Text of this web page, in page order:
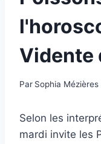
Vidente
Par Sophia Mézières
Selon les
mardi invite les